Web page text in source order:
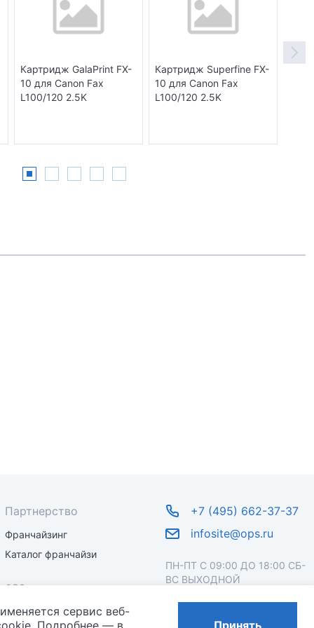
Картридж GalaPrint FX-
10 для Canon Fax
L100/120 2.5K
Картридж Superfine FX-
10 для Canon Fax
L100/120 2.5K
+7 (495) 662-37-37
infosite@ops.ru
ПН-ПТ С 09:00 ДО 18:00 СБ-
ВС ВЫХОДНОЙ
Партнерство
Франчайзинг
Каталог франчайзи
OPS
О бренде
сервис веб-
Подробнее — в
Принять